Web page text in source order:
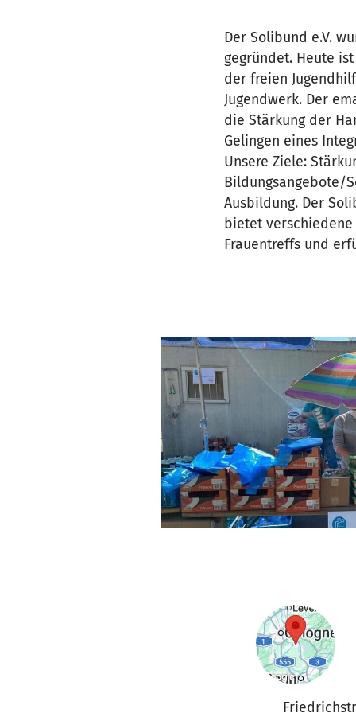
Der Solibund e.V.
gegründet. Heute
der freien
Jugendwerk. Der
die Stärkung der
Gelingen eines
Unsere Ziele:
Bildungsangebote/
Ausbildung. Der
bietet
Frauentreffs und